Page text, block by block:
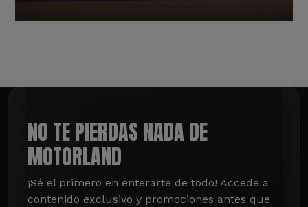
NO TE PIERDAS NADA DE
MOTORLAND
¡Sé el primero en enterarte de todo! Accede a
contenido exclusivo y promociones antes que